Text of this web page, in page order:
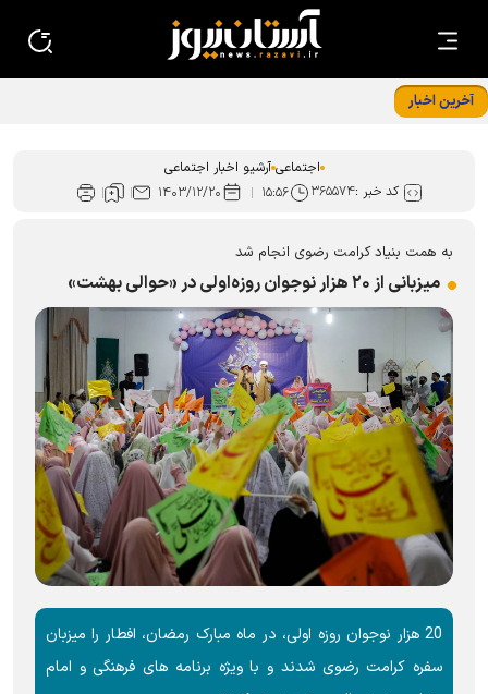
آخرین اخبار
اجتماعی آرشیو اخبار اجتماعی
کد خبر :۳۶۵۵۷۴ ۱۵:۵۶ ۱۴۰۳/۱۲/۲۰
به همت بنیاد کرامت رضوی انجام شد
میزبانی از ۲۰ هزار نوجوان روزه‌اولی در «حوالی بهشت»
20 هزار نوجوان روزه اولی، در ماه مبارک رمضان، افطار را میزبان
سفره کرامت رضوی شدند و با ویژه برنامه های فرهنگی و امام